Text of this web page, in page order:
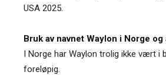
USA 2025.
Bruk av navnet Waylon i Norge og
I Norge har Waylon trolig ikke vært i
foreløpig.